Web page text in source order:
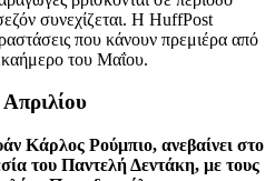
συνεχίζεται. Η HuffPost
που κάνουν πρεμιέρα από
του Μαΐου.
Κάρλος Ρούμπιο, ανεβαίνει στο
του Παντελή Δεντάκη, με τους